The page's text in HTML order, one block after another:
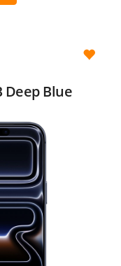
Deep Blue